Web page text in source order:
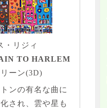
・リジィ
TO HARLEM
ーン(3D)
ンの有名な曲に
され、雲や星も